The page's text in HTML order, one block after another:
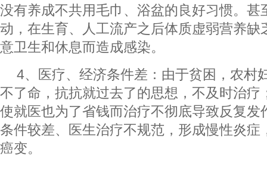
没有养成不共用毛巾、浴盆的良好习惯。甚
动，在生育、人工流产之后体质虚弱营养缺
意卫生和休息而造成感染。
4、医疗、经济条件差：由于贫困，农村
不了命，抗抗就过去了的思想，不及时治疗
使就医也为了省钱而治疗不彻底导致反复发
条件较差、医生治疗不规范，形成慢性炎症
癌变。